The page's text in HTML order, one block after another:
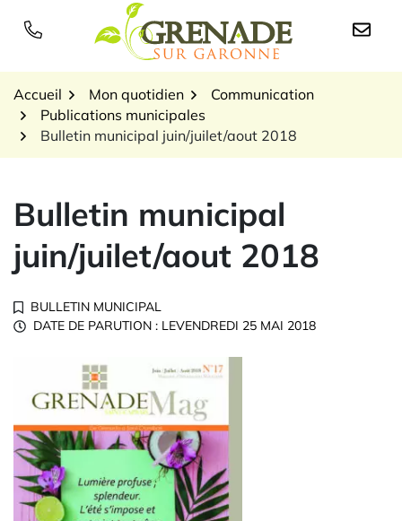
Logo Grenade sur
Accueil Mon quotidien
Communication
Publications municipales
Bulletin municipal juin/juilet/aout 2018
Bulletin municipal
juin/juilet/aout 2018
BULLETIN MUNICIPAL
DATE DE PARUTION : LEVENDREDI 25 MAI 2018